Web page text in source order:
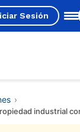
Sesión
industrial